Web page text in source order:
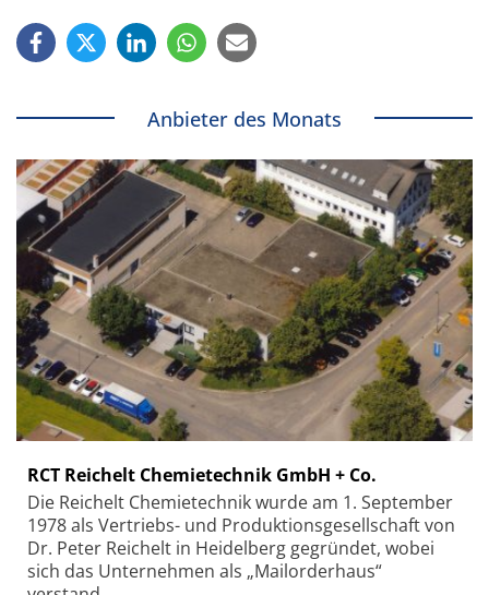
Anbieter des Monats
RCT Reichelt Chemietechnik GmbH + Co.
Die Reichelt Chemietechnik wurde am 1. September
1978 als Vertriebs- und Produktionsgesellschaft von
Dr. Peter Reichelt in Heidelberg gegründet, wobei
sich das Unternehmen als „Mailorderhaus“